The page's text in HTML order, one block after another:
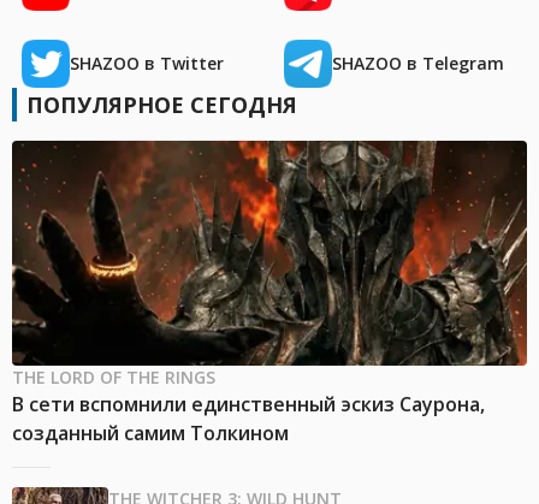
SHAZOO в Twitter SHAZOO в Telegram
ПОПУЛЯРНОЕ СЕГОДНЯ
THE LORD OF THE RINGS
В сети вспомнили единственный эскиз Саурона,
созданный самим Толкином
THE WITCHER 3: WILD HUNT